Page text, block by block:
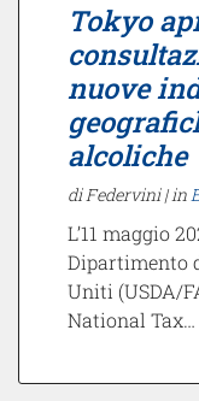
Tokyo
nuove
alcoliche
di Federvini |in
L’11 maggio
Dipartimento
Uniti (USDA/
National Tax…